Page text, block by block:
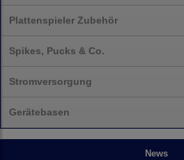
Plattenspieler Zubehör
Spikes, Pucks & Co.
Stromversorgung
Gerätebasen
News